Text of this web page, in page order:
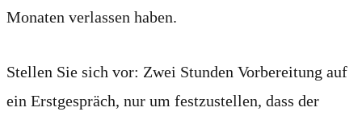
Monaten verlassen haben.
Stellen Sie sich vor: Zwei Stunden Vorbereitung auf
ein Erstgespräch, nur um festzustellen, dass der